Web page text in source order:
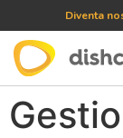
Diventa